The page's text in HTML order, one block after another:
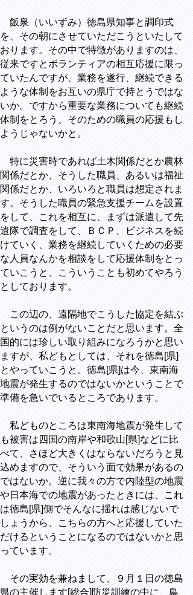
飯泉（いいずみ）徳島県知事と調印式
を、その朝にさせていただこうといたして
おります。その中で特徴がありますのは、
従来ですとボランティアの相互応援に限っ
ていたんですが、業務を遂行、継続できる
ような体制をお互いの県庁で持とうではな
いか。ですから重要な業務についても継続
体制をとろう、そのための職員の応援もし
ようじゃないかと。
特に災害時であれば土木関係だとか農林
関係だとか、そうした職員、あるいは福祉
関係だとか、いろいろと職員は想定されま
す。そうした職員の緊急支援チームを設置
をして、これを相互に、まずは派遣して先
遣隊で調査をして、ＢＣＰ、ビジネスを続
けていく、業務を継続していくための必要
な人員なんかを相談をして応援体制をとっ
ていこうと、こういうことも初めてやろう
としております。
この辺の、遠隔地でこうした協定を結ぶ
というのは例がないことだと思います。全
国的には珍しい取り組みになろうかと思い
ますが、私どもとしては、それを徳島[県]
とやっていこうと。徳島[県]は今、東南海
地震が発生するのではないかということで
準備を急いでいるところであります。
私どものところは東南海地震が発生して
も被害は四国の南岸や和歌山[県]などに比
べて、さほど大きくはならないだろうと見
込めますので、そういう面で効果があるの
ではないか。逆に我々の方で内陸型の地震
や日本海での地震があったときには、これ
は徳島[県]側でそんなに揺れは感じないで
しょうから、こちらの方へと応援していた
だけるということになるのではないかと思
っています。
その実効を兼ねまして、９月１日の徳島
県の主催します[総合]防災訓練の中に、鳥